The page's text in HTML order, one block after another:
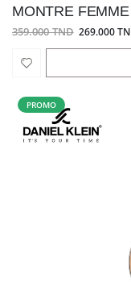
MONTRE
359.000 TND 269.000
PROMO